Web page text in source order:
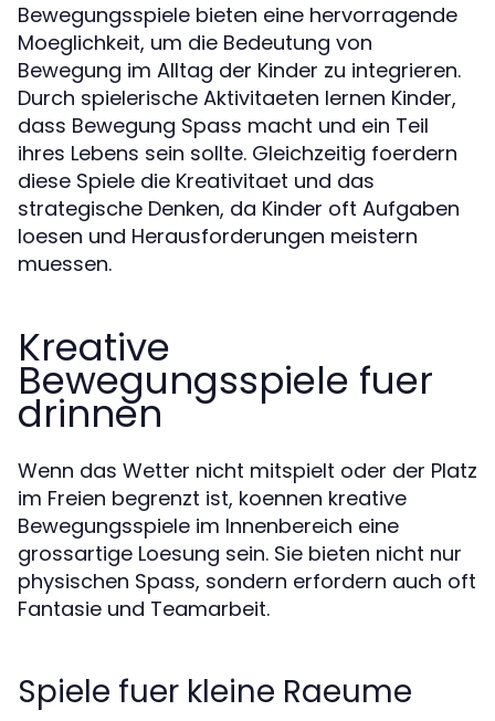
Bewegungsspiele bieten eine hervorragende
Moeglichkeit, um die Bedeutung von
Bewegung im Alltag der Kinder zu integrieren.
Durch spielerische Aktivitaeten lernen Kinder,
dass Bewegung Spass macht und ein Teil
ihres Lebens sein sollte. Gleichzeitig foerdern
diese Spiele die Kreativitaet und das
strategische Denken, da Kinder oft Aufgaben
loesen und Herausforderungen meistern
muessen.
Kreative
Bewegungsspiele fuer
drinnen
Wenn das Wetter nicht mitspielt oder der Platz
im Freien begrenzt ist, koennen kreative
Bewegungsspiele im Innenbereich eine
grossartige Loesung sein. Sie bieten nicht nur
physischen Spass, sondern erfordern auch oft
Fantasie und Teamarbeit.
Spiele fuer kleine Raeume